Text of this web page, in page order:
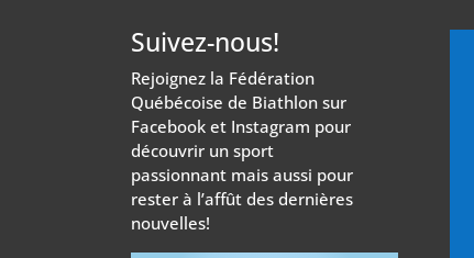
Suivez-nous!
Rejoignez la Fédération
Québécoise de Biathlon sur
Facebook et Instagram pour
découvrir un sport
passionnant mais aussi pour
rester à l’affût des dernières
nouvelles!